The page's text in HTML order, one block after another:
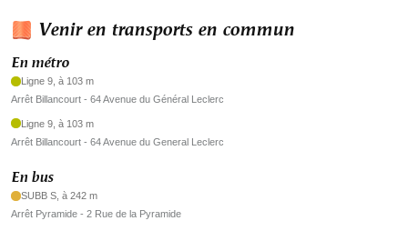
Venir en transports en commun
En métro
Ligne 9, à 103 m
Arrêt Billancourt - 64 Avenue du Général Leclerc
Ligne 9, à 103 m
Arrêt Billancourt - 64 Avenue du General Leclerc
En bus
SUBB S, à 242 m
Arrêt Pyramide - 2 Rue de la Pyramide